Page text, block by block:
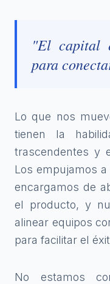
"El capital
para
Lo que nos
tienen la
trascendentes y
Los empujamos
encargamos de
el producto, y
alinear equipos
para facilitar el
No estamos